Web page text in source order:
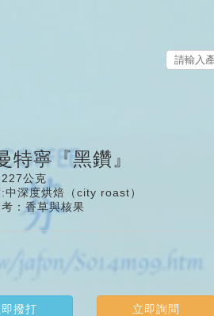
特寧『黑鑽』
227公克
中深度烘焙（city roast）
：香草與核果
撥打 立即詢問